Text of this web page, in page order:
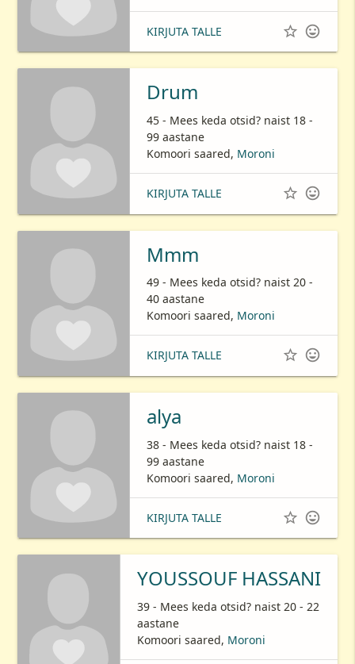
KIRJUTA TALLE  
Drum
45 - Mees keda otsid? naist 18 -
99 aastane
Komoori saared, Moroni
KIRJUTA TALLE  
Mmm
49 - Mees keda otsid? naist 20 -
40 aastane
Komoori saared, Moroni
KIRJUTA TALLE  
alya
38 - Mees keda otsid? naist 18 -
99 aastane
Komoori saared, Moroni
KIRJUTA TALLE  
YOUSSOUF HASSANI
39 - Mees keda otsid? naist 20 - 22
aastane
Komoori saared, Moroni